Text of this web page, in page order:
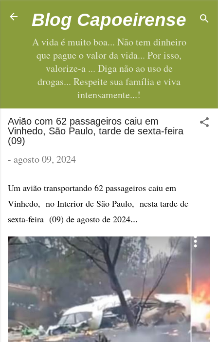
Pular para o conteúdo principal
Blog Capoeirense
A vida é muito boa... Não tem dinheiro
que pague o valor da vida... Por isso,
valorize-a ... Diga não ao uso de
drogas... Respeite sua família e viva
intensamente...!
Avião com 62 passageiros caiu em
Vinhedo, São Paulo, tarde de sexta-feira
(09)
- agosto 09, 2024
Um avião transportando 62 passageiros caiu em
Vinhedo, no Interior de São Paulo, nesta tarde de
sexta-feira (09) de agosto de 2024...